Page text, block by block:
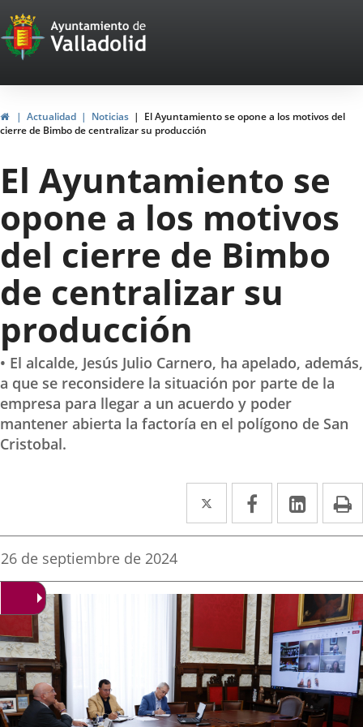
Portal
Web
del
Ayuntamiento
de
Valladolid
HomeActualidad Noticias
El Ayuntamiento se opone a los motivos del
cierre de Bimbo de centralizar su producción
El Ayuntamiento se
opone a los motivos
del cierre de Bimbo
de centralizar su
producción
• El alcalde, Jesús Julio Carnero, ha apelado, además,
a que se reconsidere la situación por parte de la
empresa para llegar a un acuerdo y poder
mantener abierta la factoría en el polígono de San
Cristobal.
Twitter
Enlace
a
aplicación
externa.
Facebook
Enlace
a
aplicación
externa.
Enlace
a
Fecha
la
noticia
26 de septiembre de 2024